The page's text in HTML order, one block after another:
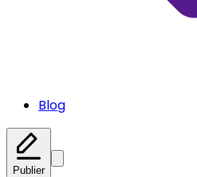
Blog
Publier